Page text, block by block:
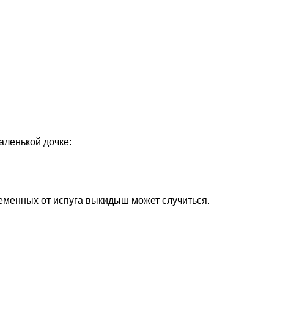
дочке:
от испуга выкидыш может случиться.